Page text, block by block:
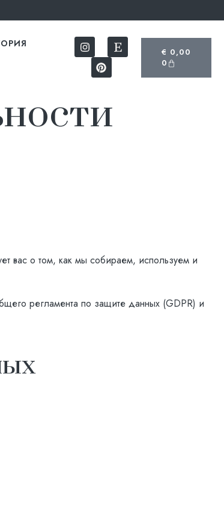
€ 0,00
0
вас о том, как мы собираем, используем и
регламента по защите данных (GDPR) и